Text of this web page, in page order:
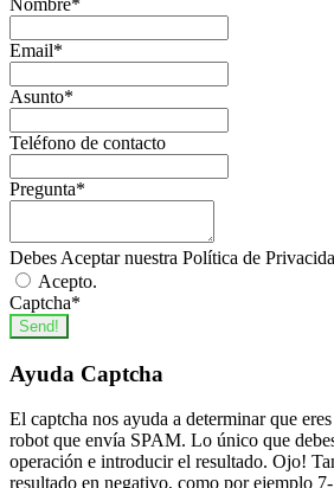
Nombre*
Email*
Asunto*
Teléfono de contacto
Pregunta*
Debes Aceptar nuestra Política de
Acepto.
Captcha*
Send!
Ayuda Captcha
El captcha nos ayuda a determinar que
robot que envía SPAM. Lo único que
operación e introducir el resultado. Ojo!
resultado en negativo, como por ejemplo